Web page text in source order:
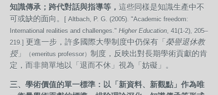
知識傳承；跨代對話與指導等， 這些同樣是知識生產中不
可或缺的面向。
[ Altbach, P. G. (2005). "Academic freedom:
International realities and challenges." Higher Education, 41(1-2), 205–
219.] 更進一步，許多國際大學制度中仍保有「 榮譽退休教
授」 （emeritus professor） 制度，反映出對長期學術貢獻的肯
定，而非簡單地以「退而不休」視為「妨礙」。
三、學術價值的單一標準：以「新資料、新觀點」作為唯